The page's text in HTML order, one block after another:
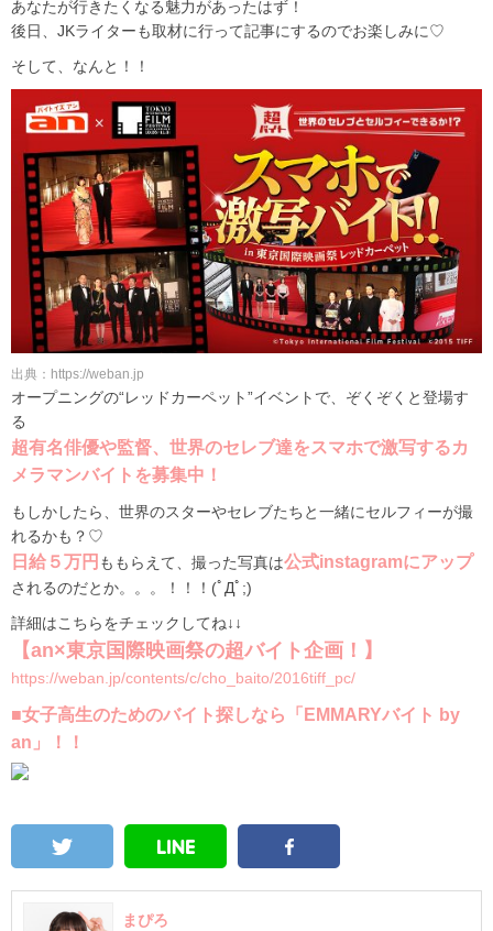
あなたが行きたくなる魅力があったはず！
後日、JKライターも取材に行って記事にするのでお楽しみに♡
そして、なんと！！
出典：https://weban.jp
オープニングの“レッドカーペット”イベントで、ぞくぞくと登場す
る
超有名俳優や監督、世界のセレブ達をスマホで激写するカ
メラマンバイトを募集中！
もしかしたら、世界のスターやセレブたちと一緒にセルフィーが撮
れるかも？♡
日給５万円 ももらえて、撮った写真は公式instagramにアップ
されるのだとか。。。！！！(ﾟДﾟ;)
詳細はこちらをチェックしてね↓↓
【an×東京国際映画祭の超バイト企画！】
https://weban.jp/contents/c/cho_baito/2016tiff_pc/
■女子高生のためのバイト探しなら「EMMARYバイト by
an」！！
まぴろ